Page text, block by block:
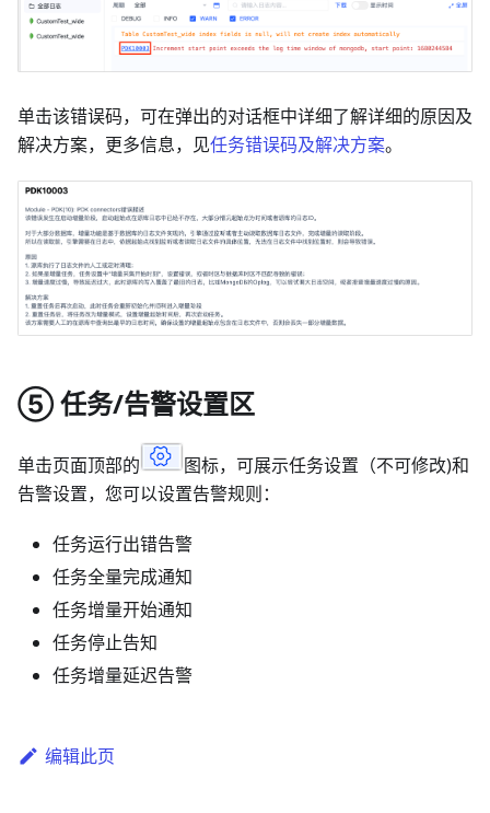
单击该错误码，可在弹出的对话框中详细了解详细的原因及
解决方案，更多信息，见任务错误码及解决方案。
⑤ 任务/告警设置区
单击页面顶部的
图标，可展示任务设置（不可修改)和
告警设置，您可以设置告警规则：
任务运行出错告警
任务全量完成通知
任务增量开始通知
任务停止告知
任务增量延迟告警
编辑此页